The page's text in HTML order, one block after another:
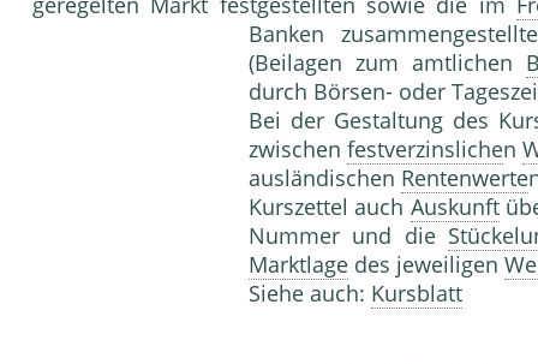
Banken
(Beilagen zum amtlichen
durch Börsen- oder
Bei der Gestaltung des
zwischenfestverzinslichen
ausländischen Rentenwerte
Kurszettel auch Auskunft
Nummer und die
Marktlage des jeweiligen
Siehe auch: Kursblatt